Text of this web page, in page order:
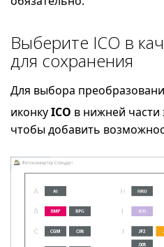
Выберите ICO в
для сохранения
Для выбора
иконкуICO в нижней части
чтобы добавить